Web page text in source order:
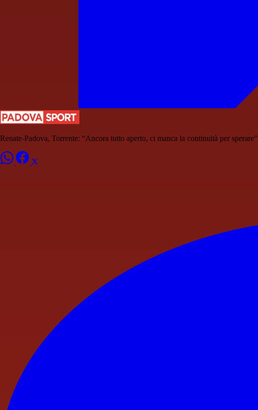
Renate-Padova, Torrente: “Ancora tutto aperto, ci manca la continuità per sperare”